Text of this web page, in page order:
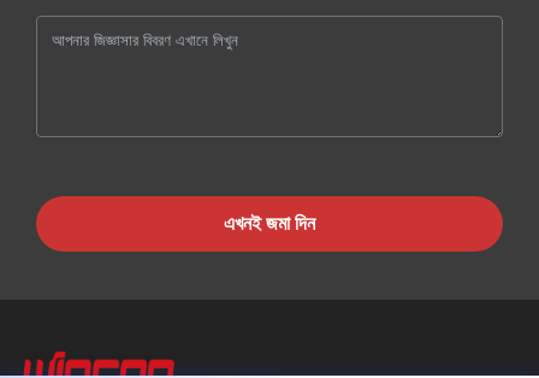
এখনই জমা দিন